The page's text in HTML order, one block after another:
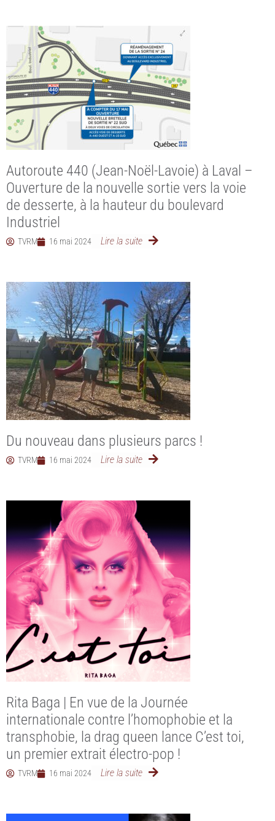
Autoroute 440 (Jean-Noël-Lavoie) à Laval –
Ouverture de la nouvelle sortie vers la voie
de desserte, à la hauteur du boulevard
Industriel
TVRM 16 mai 2024 Lire la suite
Du nouveau dans plusieurs parcs !
TVRM 16 mai 2024 Lire la suite
Rita Baga | En vue de la Journée
internationale contre l’homophobie et la
transphobie, la drag queen lance C’est toi,
un premier extrait électro-pop !
TVRM 16 mai 2024 Lire la suite